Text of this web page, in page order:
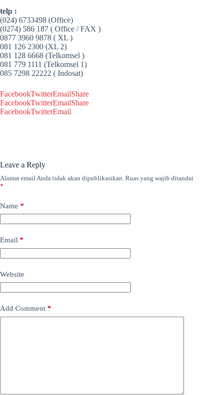
telp :
(024) 6733498 (Office)
(0274) 586 187 ( Office / FAX )
0877 3960 9878 ( XL )
081 126 2300 (XL 2)
081 128 6668 (Telkomsel )
081 779 1111 (Telkomsel 1)
085 7298 22222 ( Indosat)
FacebookTwitterEmailShare
FacebookTwitterEmailShare
FacebookTwitterEmail
Leave a Reply
Alamat email Anda tidak akan dipublikasikan. Ruas yang wajib ditandai
*
Name *
Email *
Website
Add Comment *